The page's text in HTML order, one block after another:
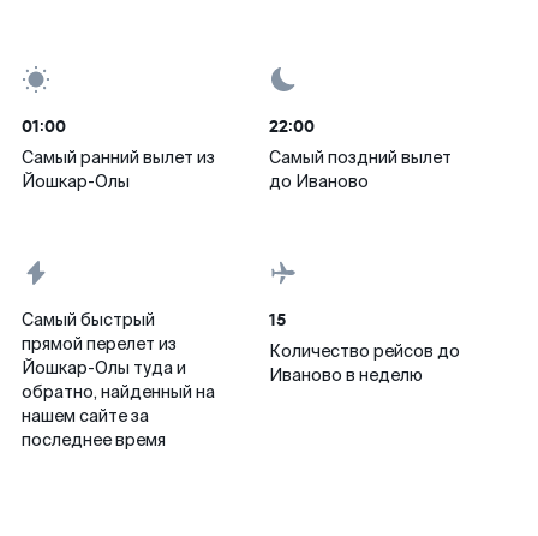
01:00
Самый ранний вылет из
Йошкар-Олы
22:00
Самый поздний вылет
до Иваново
Самый быстрый
прямой перелет из
Йошкар-Олы туда и
обратно, найденный на
нашем сайте за
последнее время
15
Количество рейсов до
Иваново в неделю